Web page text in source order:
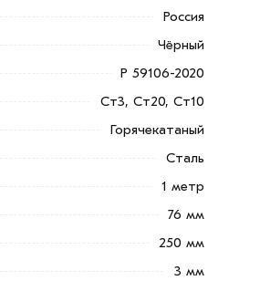
таких опор, способно
сооружений на долгие годы.
по контактам указанным на сайте.
и области. Наши профессиональные
условий доставки или
всем стандартам качества.
обязательно).
Россия
Чёрный
Р 59106-2020
Ст3, Ст20, Ст10
Горячекатаный
Сталь
1 метр
76 мм
250 мм
3 мм